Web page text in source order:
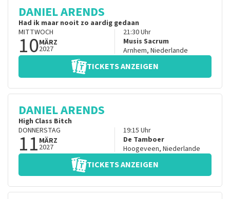
DANIEL ARENDS
Had ik maar nooit zo aardig gedaan
MITTWOCH
10MÄRZ
2027
21:30Uhr
Musis Sacrum
Arnhem, Niederlande
TICKETS ANZEIGEN
DANIEL ARENDS
High Class Bitch
DONNERSTAG
11 MÄRZ
2027
19:15 Uhr
De Tamboer
Hoogeveen, Niederlande
TICKETS ANZEIGEN